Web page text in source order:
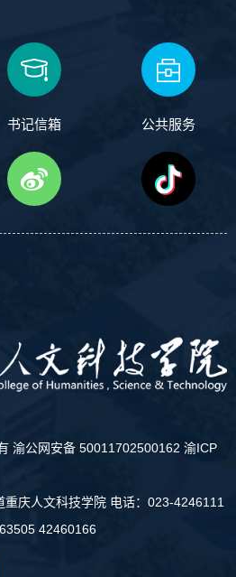
书记信箱 公共服务
渝公网安备 50011702500162 渝ICP
庆人文科技学院 电话：023-4246111
42460166